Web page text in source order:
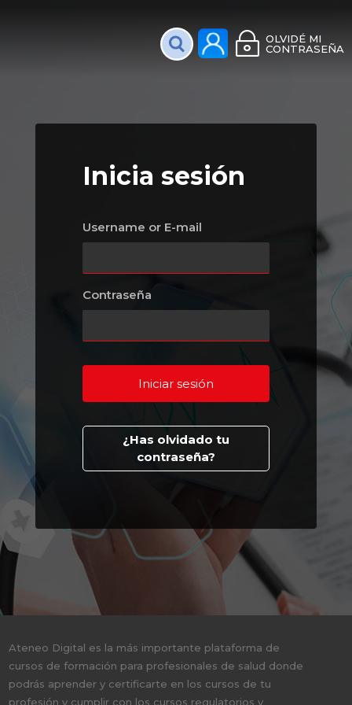
PlataformaOLVIDÉ MI
CONTRASEÑA
Inicia sesión
Username or E-mail
Contraseña
¿Has olvidado tu
contraseña?
Ateneo Digital es la más importante plataforma de
cursos de formación para profesionales de salud donde
podrás aprender y certificarte en los cursos de tu
profesión y cumplir con los cursos regulatorios y